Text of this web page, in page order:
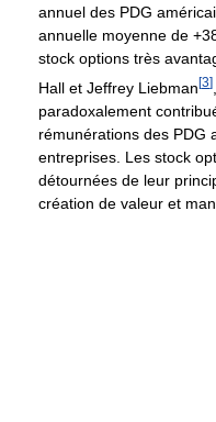
annuel des PDG
annuelle moyenne de
stock options très
Hall et Jeffrey Liebman [3]
paradoxalement
rémunérations des PDG
entreprises. Les stock
détournées de leur
création de valeur et